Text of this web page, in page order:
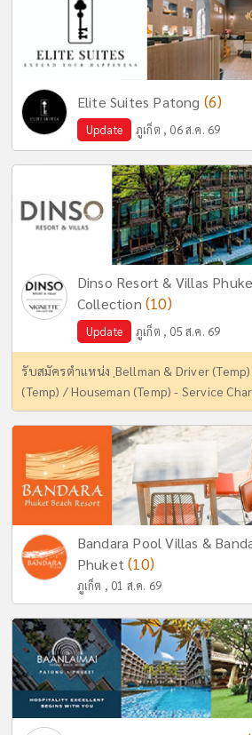
Elite Suites Patong (6)
Update ภูเก็ต , 06 ส.ค. 69
Dinso Resort & Villas
Collection (10)
Update ภูเก็ต , 05 ส.ค. 69
รับสมัครตำแหน่ง ฺBellman & Driver
(Temp) / Houseman (Temp) - Service
Bandara Pool Villas &
Phuket(10)
ภูเก็ต , 01 ส.ค. 69